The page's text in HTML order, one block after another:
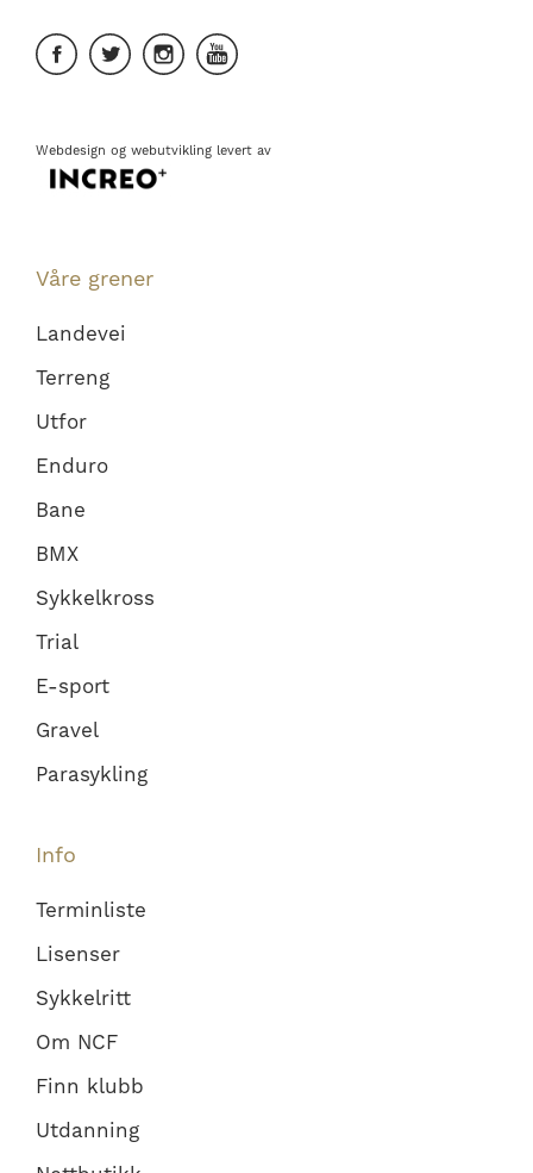
Webdesign og webutvikling levert av
Våre grener
Landevei
Terreng
Utfor
Enduro
Bane
BMX
Sykkelkross
Trial
E-sport
Gravel
Parasykling
Info
Terminliste
Lisenser
Sykkelritt
Om NCF
Finn klubb
Utdanning